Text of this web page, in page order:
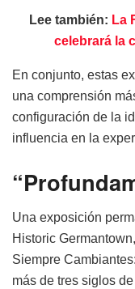
Lee también: La
celebrará la
En conjunto, estas
una comprensión
configuración de la
influencia en la
Una exposición
Historic
Siempre
más de tres siglos